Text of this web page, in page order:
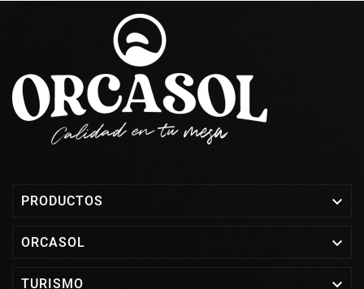
PRODUCTOS 
ORCASOL 
TURISMO 